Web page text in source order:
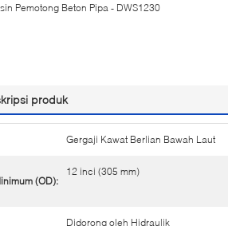
Pemotong Beton Pipa - DWS1230
produk
Gergaji Kawat Berlian Bawah Laut
(OD):
12 inci (305 mm)
Didorong oleh Hidraulik